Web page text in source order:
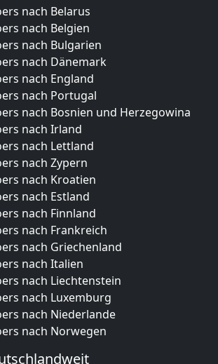
nach Belarus
nach Belgien
nach Bulgarien
nach Dänemark
nach England
nach Portugal
nach Bosnien und Herzegowina
nach Irland
nach Lettland
nach Zypern
nach Kroatien
nach Estland
nach Finnland
nach Frankreich
nach Griechenland
nach Italien
nach Liechtenstein
nach Luxemburg
nach Niederlande
nach Norwegen